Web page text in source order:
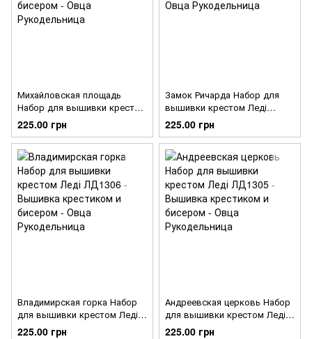
Михайловская площадь
Набор для вышивки крестом
Леді ЛД1308
225.00 грн
Замок Ричарда Набор для
вышивки крестом Леді
ЛД1307
225.00 грн
Владимирская горка Набор
для вышивки крестом Леді
ЛД1306
225.00 грн
Андреевская церковь Набор
для вышивки крестом Леді
ЛД1305
225.00 грн